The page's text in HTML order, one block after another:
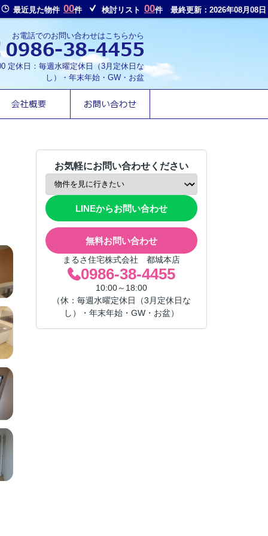
最近見た物件 00件 検討リスト 00件 最終更新：2026年08月08日
お電話でのお問い合わせはこちらから
定休日：毎週水曜定休日（3月定休日な
し）・年末年始・GW・お盆
お気軽にお問い合わせください
LINEからお問い合わせ
無料お問い合わせ
まるさ住宅株式会社 都城本店
0986-38-4455
10:00～18:00
（休：毎週水曜定休日（3月定休日な
し）・年末年始・GW・お盆）